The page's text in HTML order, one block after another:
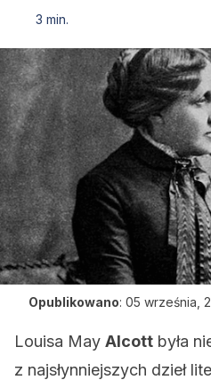
3 min.
Opublikowano: 05 września,
Louisa May Alcott była
z najsłynniejszych dzieł